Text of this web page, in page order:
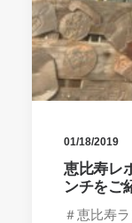
01/18/2019
恵比寿レ
ンチをご
＃恵比寿